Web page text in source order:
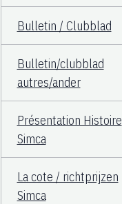
Bulletin / Clubblad
Bulletin/clubblad
autres/ander
Présentation Histoire
Simca
La cote / richtprijzen
Simca